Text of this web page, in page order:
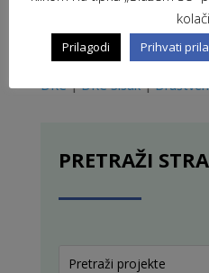
DKC|DKC Sisak|
PRETRAŽI
Prilagodi Prihvati